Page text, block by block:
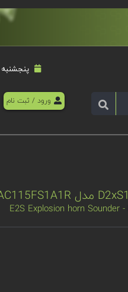
پنجشنبه 15 مرداد 1405
ورود / ثبت نام
E2S Explosion horn Sounder